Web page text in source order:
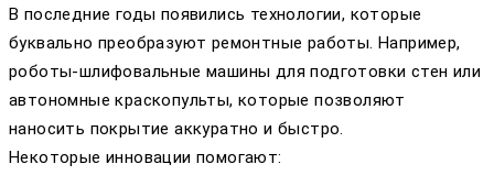
В последние годы появились технологии, которые
буквально преобразуют ремонтные работы. Например,
роботы-шлифовальные машины для подготовки стен или
автономные краскопульты, которые позволяют
наносить покрытие аккуратно и быстро.
Некоторые инновации помогают: